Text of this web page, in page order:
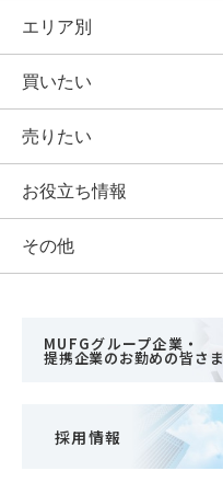
エリア別
買いたい
売りたい
お役立ち情報
その他
MUFGグループ企業・
提携企業のお勤めの皆さま
採用情報